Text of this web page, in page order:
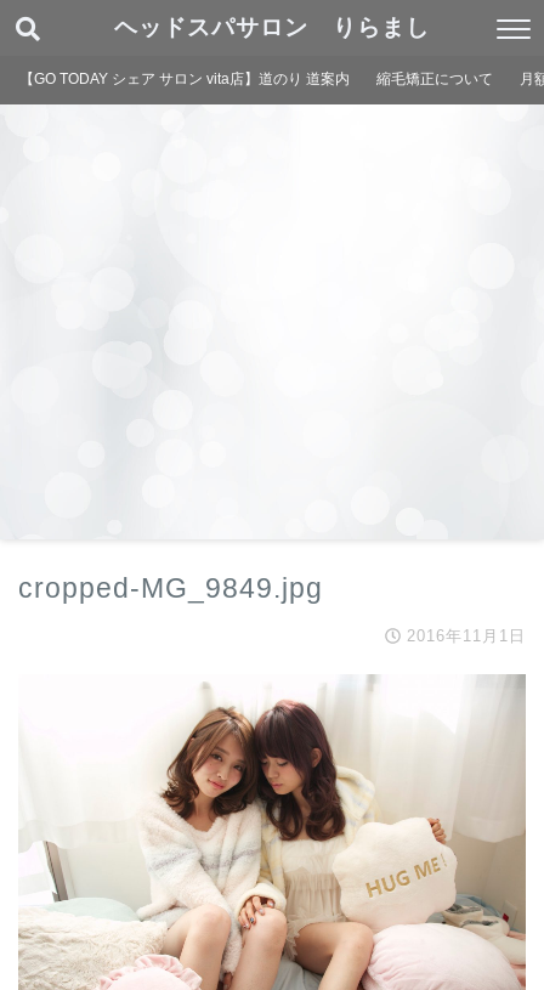
ヘッドスパサロン りらまし
【GO TODAY シェア サロン vita店】道のり 道案内 縮毛矯正について 月
cropped-MG_9849.jpg
2016年11月1日